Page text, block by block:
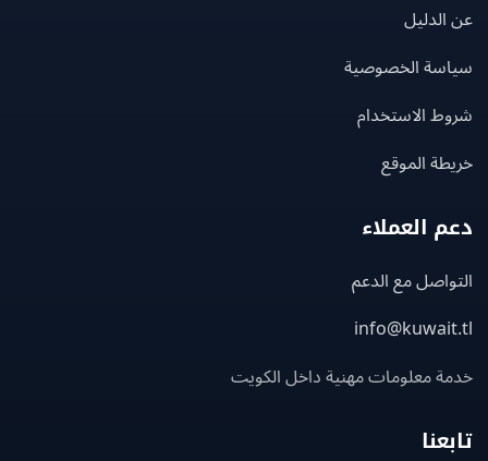
الخصوصية
الاستخدام
الموقع
العملاء
مع الدعم
معلومات مهنية داخل الكويت